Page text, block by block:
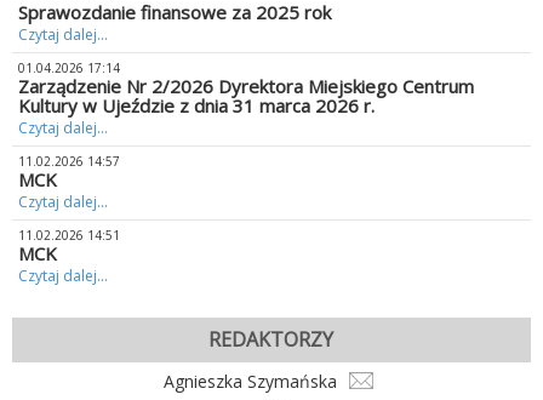
Sprawozdanie finansowe za 2025 rok
Czytaj dalej...
01.04.2026 17:14
Zarządzenie Nr 2/2026 Dyrektora Miejskiego Centrum
Kultury w Ujeździe z dnia 31 marca 2026 r.
Czytaj dalej...
11.02.2026 14:57
MCK
Czytaj dalej...
11.02.2026 14:51
MCK
Czytaj dalej...
REDAKTORZY
Agnieszka Szymańska